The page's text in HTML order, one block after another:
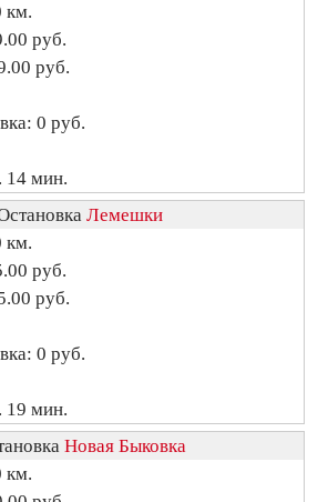
км.
руб.
руб.
0 руб.
14 мин.
Лемешки
км.
руб.
руб.
0 руб.
19 мин.
Новая Быковка
км.